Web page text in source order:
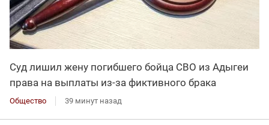
Суд лишил жену погибшего бойца СВО из Адыгеи
права на выплаты из-за фиктивного брака
Общество 39 минут назад